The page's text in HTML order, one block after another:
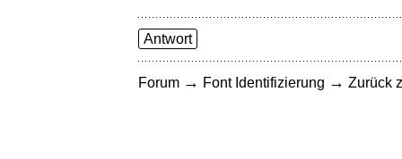
Antwort
Forum → Font Identifizierung → Zurück